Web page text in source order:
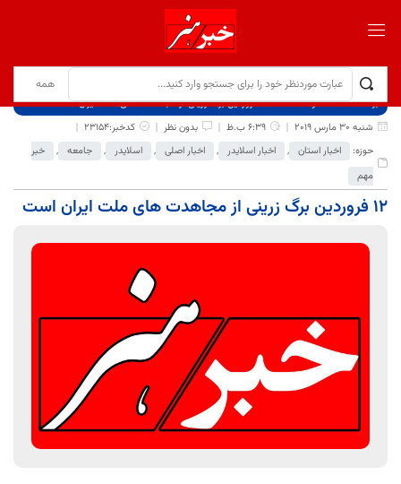
برگ نخست نوشته‌ها
12 فروردین برگ زرینی از مجاهدت های ملت ایران است
شنبه 30 مارس 2019
6:39 ب.ظ بدون نظر
کدخبر:23154
حوزه:
اخبار استان , اخبار اسلایدر , اخبار اصلی , اسلایدر , جامعه ,
خبر
مهم
12 فروردین برگ زرینی از مجاهدت های ملت ایران است